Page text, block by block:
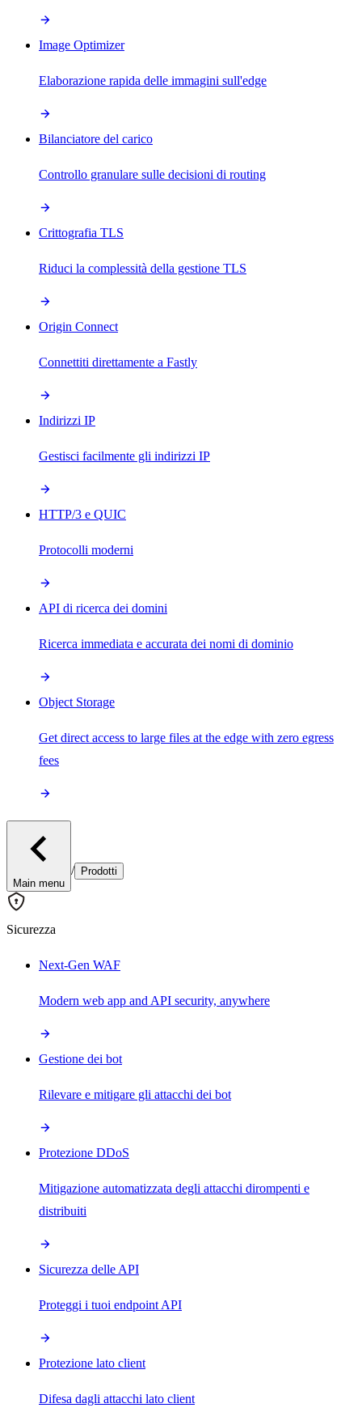
Image Optimizer
Elaborazione rapida delle immagini sull'edge
Bilanciatore del carico
Controllo granulare sulle decisioni di routing
Crittografia TLS
Riduci la complessità della gestione TLS
Origin Connect
Connettiti direttamente a Fastly
Indirizzi IP
Gestisci facilmente gli indirizzi IP
HTTP/3 e QUIC
Protocolli moderni
API di ricerca dei domini
Ricerca immediata e accurata dei nomi di dominio
Object Storage
Get direct access to large files at the edge with zero egress
fees
Main menu
/ Prodotti
Sicurezza
Next-Gen WAF
Modern web app and API security, anywhere
Gestione dei bot
Rilevare e mitigare gli attacchi dei bot
Protezione DDoS
Mitigazione automatizzata degli attacchi dirompenti e
distribuiti
Sicurezza delle API
Proteggi i tuoi endpoint API
Protezione lato client
Difesa dagli attacchi lato client